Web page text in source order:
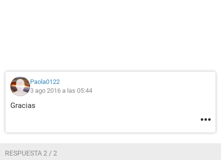
Paola0122
3 ago 2016 a las 05:44
Gracias
RESPUESTA 2 / 2